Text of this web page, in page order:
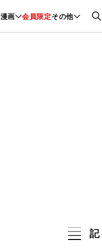
漫画 会員限定その他
ファッション 恋愛・結婚